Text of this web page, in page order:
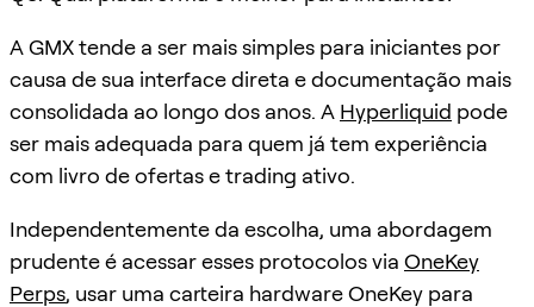
A GMX tende a ser mais simples para iniciantes por
causa de sua interface direta e documentação mais
consolidada ao longo dos anos. A Hyperliquid pode
ser mais adequada para quem já tem experiência
com livro de ofertas e trading ativo.
Independentemente da escolha, uma abordagem
prudente é acessar esses protocolos via OneKey
Perps, usar uma carteira hardware OneKey para